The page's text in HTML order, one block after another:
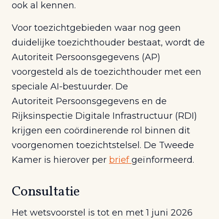
ook al kennen.
Voor toezichtgebieden waar nog geen
duidelijke toezichthouder bestaat, wordt de
Autoriteit Persoonsgegevens (AP)
voorgesteld als de toezichthouder met een
speciale AI-bestuurder. De
Autoriteit Persoonsgegevens en de
Rijksinspectie Digitale Infrastructuur (RDI)
krijgen een coördinerende rol binnen dit
voorgenomen toezichtstelsel. De Tweede
Kamer is hierover per briefgeïnformeerd.
Consultatie
Het wetsvoorstel is tot en met 1 juni 2026